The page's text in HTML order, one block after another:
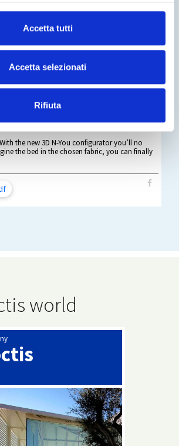
Accetta tutti
Accetta selezionati
Rifiuta
the new 3D N-You configurator you’ll no
the bed in the chosen fabric, you can finally
world